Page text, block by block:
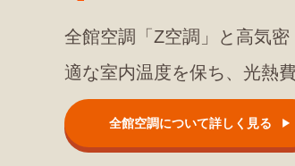
全館空調「Z空調」と高気
適な室内温度を保ち、光熱
全館空調について詳しく見る